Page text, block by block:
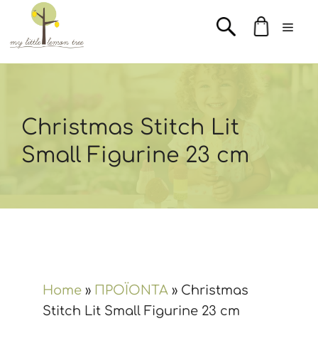
Μετάβαση
περιεχόμενο
Christmas Stitch Lit
Small Figurine 23 cm
Home » ΠΡΟΪΟΝΤΑ » Christmas
Stitch Lit Small Figurine 23 cm